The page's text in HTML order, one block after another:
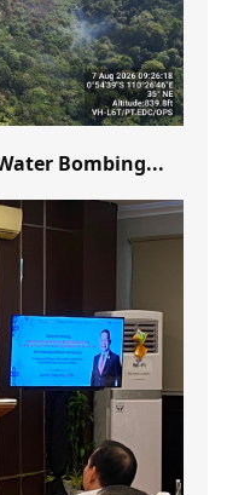
Bombing...